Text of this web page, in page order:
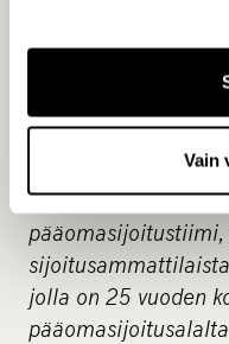
Vain
www.capman.fi
CapMan
CapMan Buyout on
keskisuuriin
jolla on 25 vuoden